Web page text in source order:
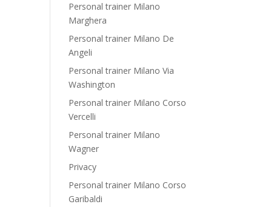
Personal trainer Milano
Marghera
Personal trainer Milano De
Angeli
Personal trainer Milano Via
Washington
Personal trainer Milano Corso
Vercelli
Personal trainer Milano
Wagner
Privacy
Personal trainer Milano Corso
Garibaldi